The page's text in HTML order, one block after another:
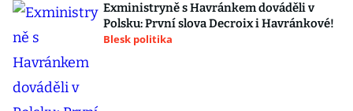
Exministryně s Havránkem dováděli v
Polsku: První slova Decroix i Havránkové!
Blesk politika